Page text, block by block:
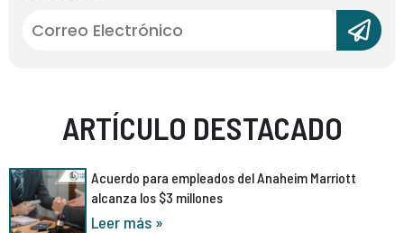
ARTÍCULO DESTACADO
Acuerdo para empleados del Anaheim Marriott
alcanza los $3 millones
Leer más »